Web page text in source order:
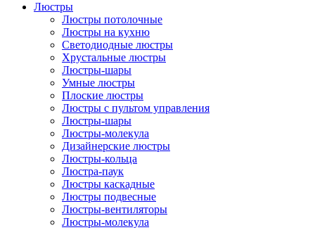
Люстры
Люстры потолочные
Люстры на кухню
Светодиодные люстры
Хрустальные люстры
Люстры-шары
Умные люстры
Плоские люстры
Люстры с пультом управления
Люстры-шары
Люстры-молекула
Дизайнерские люстры
Люстры-кольца
Люстра-паук
Люстры каскадные
Люстры подвесные
Люстры-вентиляторы
Люстры-молекула